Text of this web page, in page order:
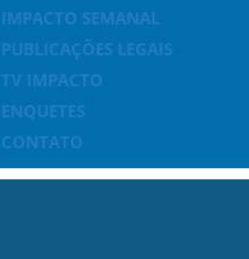
IMPACTO SEMANAL
PUBLICAÇÕES LEGAIS
TV IMPACTO
ENQUETES
CONTATO